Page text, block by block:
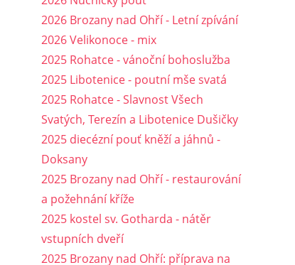
2026 Brozany nad Ohří - Letní zpívání
2026 Velikonoce - mix
2025 Rohatce - vánoční bohoslužba
2025 Libotenice - poutní mše svatá
2025 Rohatce - Slavnost Všech
Svatých, Terezín a Libotenice Dušičky
2025 diecézní pouť kněží a jáhnů -
Doksany
2025 Brozany nad Ohří - restaurování
a požehnání kříže
2025 kostel sv. Gotharda - nátěr
vstupních dveří
2025 Brozany nad Ohří: příprava na